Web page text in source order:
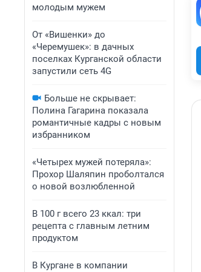
молодым мужем
От «Вишенки» до
«Черемушек»: в дачных
поселках Курганской области
запустили сеть 4G
Больше не скрывает:
Полина Гагарина показала
романтичные кадры с новым
избранником
«Четырех мужей потеряла»:
Прохор Шаляпин проболтался
о новой возлюбленной
В 100 г всего 23 ккал: три
рецепта с главным летним
продуктом
В Кургане в компании